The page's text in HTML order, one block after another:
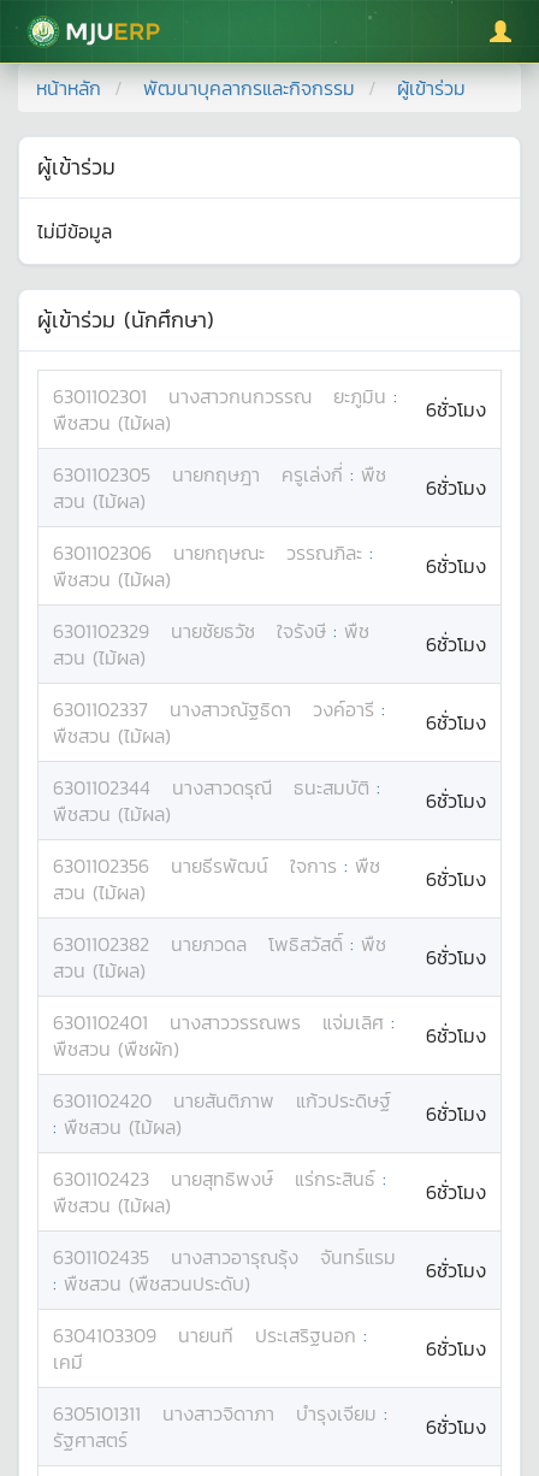
มหาวิทยาลัยแม่โจ้
หน้าหลัก พัฒนาบุคลากรและกิจกรรม ผู้เข้าร่วม
ผู้เข้าร่วม
ไม่มีข้อมูล
ผู้เข้าร่วม (นักศึกษา)
6301102301 นางสาวกนกวรรณ ยะภูมิน :
พืชสวน (ไม้ผล)
6ชั่วโมง
6301102305 นายกฤษฎา ครูเล่งกี่ : พืช
สวน (ไม้ผล)
6ชั่วโมง
6301102306 นายกฤษณะ วรรณภิละ :
พืชสวน (ไม้ผล)
6ชั่วโมง
6301102329 นายชัยธวัช ใจรังษี : พืช
สวน (ไม้ผล)
6ชั่วโมง
6301102337 นางสาวณัฐธิดา วงค์อารี :
พืชสวน (ไม้ผล)
6ชั่วโมง
6301102344 นางสาวดรุณี ธนะสมบัติ :
พืชสวน (ไม้ผล)
6ชั่วโมง
6301102356 นายธีรพัฒน์ ใจการ : พืช
สวน (ไม้ผล)
6ชั่วโมง
6301102382 นายภวดล โพธิสวัสดิ์ : พืช
สวน (ไม้ผล)
6ชั่วโมง
6301102401 นางสาววรรณพร แจ่มเลิศ :
พืชสวน (พืชผัก)
6ชั่วโมง
6301102420 นายสันติภาพ
แก้วประดิษฐ์
: พืชสวน (ไม้ผล) 6ชั่วโมง
6301102423 นายสุทธิพงษ์ แร่กระสินธ์ :
พืชสวน (ไม้ผล)
6ชั่วโมง
6301102435 นางสาวอารุณรุ้ง
จันทร์แรม
: พืชสวน (พืชสวนประดับ) 6ชั่วโมง
6304103309 นายนที ประเสริฐนอก :
เคมี
6ชั่วโมง
6305101311 นางสาวจิดาภา บำรุงเจียม :
รัฐศาสตร์
6ชั่วโมง